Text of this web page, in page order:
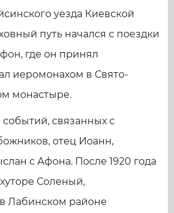
уезда Киевской
путь начался с поездки
где он принял
иеромонахом в Свято-
монастыре.
событий, связанных с
отец Иоанн,
с Афона. После 1920 года
Соленый,
Лабинском районе